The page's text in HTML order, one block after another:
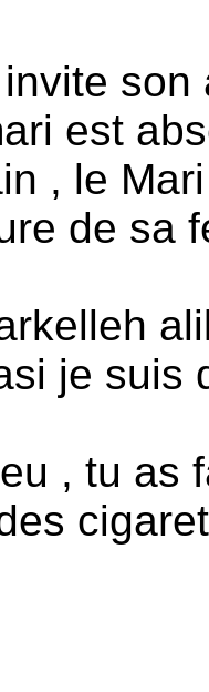
est
, le
de sa
je suis
, tu as